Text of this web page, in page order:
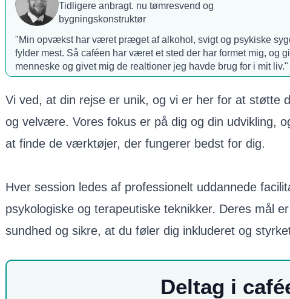
Tidligere anbragt. nu tømresvend og
bygningskonstruktør
"Min opvækst har været præget af alkohol, svigt og psykiske
fylder mest. Så caféen har været et sted der har formet mig, og
menneske og givet mig de realtioner jeg havde brug for i mit liv."
Vi ved, at din rejse er unik, og vi er her for at støtte
og velvære. Vores fokus er på dig og din udvikling,
at finde de værktøjer, der fungerer bedst for dig.
Hver session ledes af professionelt uddannede
psykologiske og terapeutiske teknikker. Deres mål
sundhed og sikre, at du føler dig inkluderet og
Deltag i